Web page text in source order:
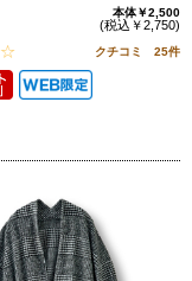
本体￥2,500
(税込￥2,750)
クチコミ 25件